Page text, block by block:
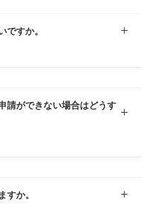
談などは、以下の連絡先にお
助金コールセンター
ですか。
請システムを開設する予定
めてご連絡いたします。
請ができない場合はどうす
すか。